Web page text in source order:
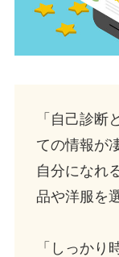
「自己診断
ての情報が
自分になれ
品や洋服を
「しっかり